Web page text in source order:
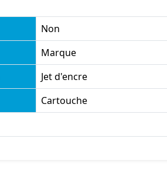
Non
Marque
Jet d'encre
Cartouche